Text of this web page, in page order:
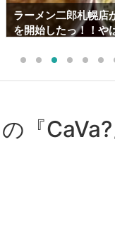
ラーメン二郎札幌店
を開始したっ！！や
『